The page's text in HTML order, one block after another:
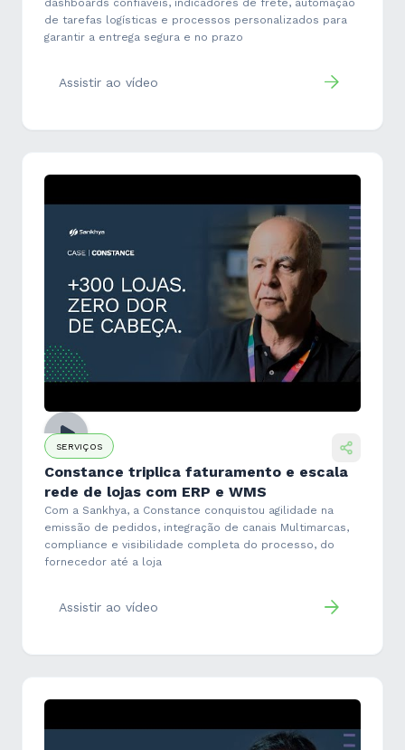
de tarefas logísticas e processos personalizados para
garantir a entrega segura e no prazo
Assistir ao vídeo
SERVIÇOS
Constance triplica faturamento e escala
rede de lojas com ERP e WMS
Com a Sankhya, a Constance conquistou agilidade na
emissão de pedidos, integração de canais Multimarcas,
compliance e visibilidade completa do processo, do
fornecedor até a loja
Assistir ao vídeo